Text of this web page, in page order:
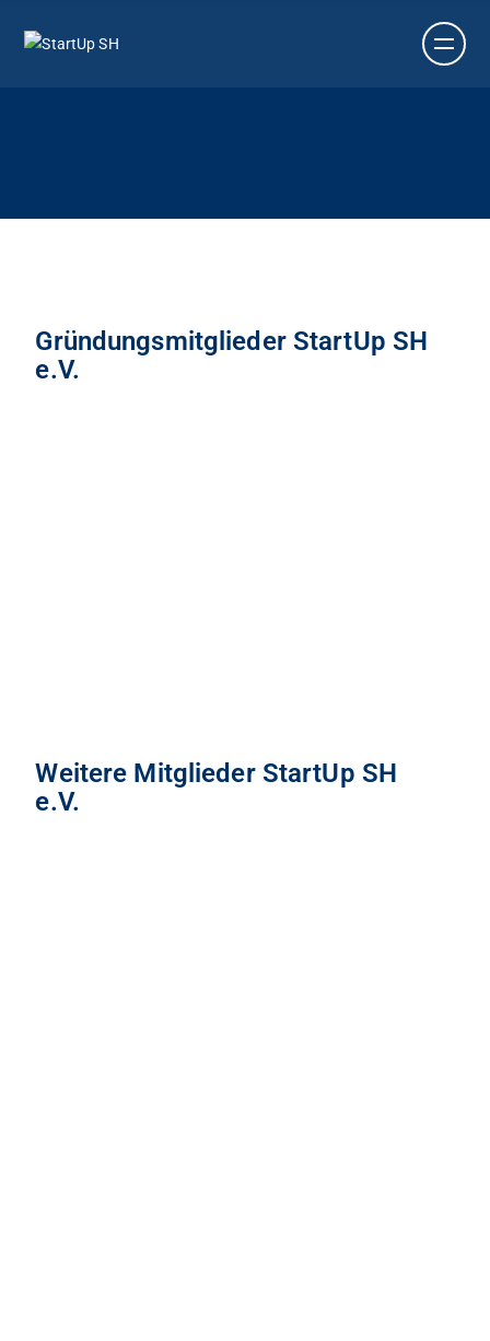
Gründungsmitglieder StartUp SH
e.V.
Weitere Mitglieder StartUp SH
e.V.